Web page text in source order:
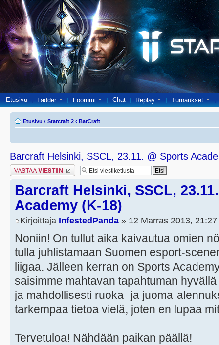
Etusivu Ladder Foorumi Chat Replay Turnaukset
Etusivu ‹ Starcraft 2 ‹ BarCraft
Barcraft Helsinki, SSCL, 23.11. @ Sports
Lähetä vastaus
Barcraft Helsinki, SSCL,
Academy (K-18)
Kirjoittaja InfestedPanda » 12 Marras 2013, 21:27
Noniin! On tullut aika kaivautua omien
tulla juhlistamaan Suomen esport-
liigaa. Jälleen kerran on Sports
saisimme mahtavan tapahtuman
ja mahdollisesti ruoka- ja juoma-
tarkempaa tietoa vielä, joten en lupaa
Tervetuloa! Nähdään paikan päällä!